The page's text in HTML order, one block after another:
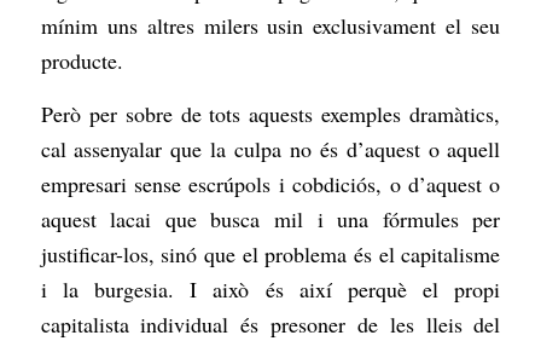
mínim uns altres milers usin exclusivament el seu
producte.
Però per sobre de tots aquests exemples dramàtics,
cal assenyalar que la culpa no és d’aquest o aquell
empresari sense escrúpols i cobdiciós, o d’aquest o
aquest lacai que busca mil i una fórmules per
justificar-los, sinó que el problema és el capitalisme
i la burgesia. I això és així perquè el propi
capitalista individual és presoner de les lleis del